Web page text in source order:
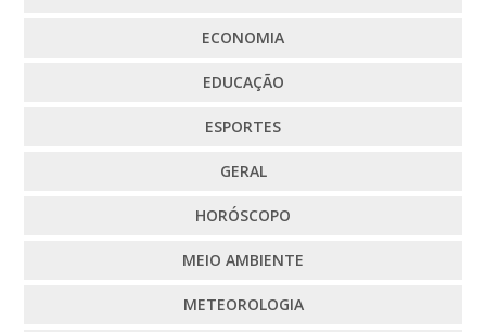
ECONOMIA
EDUCAÇÃO
ESPORTES
GERAL
HORÓSCOPO
MEIO AMBIENTE
METEOROLOGIA